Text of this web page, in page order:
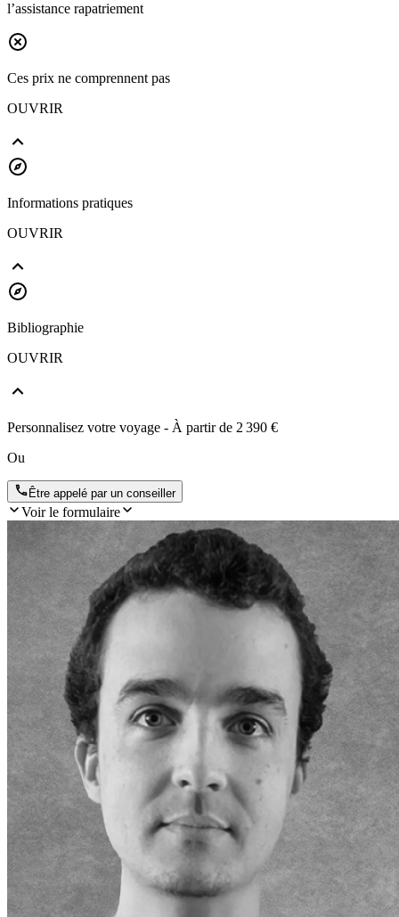
l’assistance rapatriement
Ces prix ne comprennent pas
OUVRIR
Informations pratiques
OUVRIR
Bibliographie
OUVRIR
Personnalisez votre voyage - À partir de 2 390 €
Ou
Être appelé par un conseiller
Voir le formulaire